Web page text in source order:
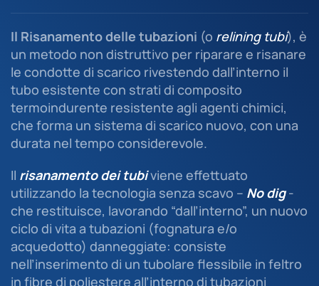
Il Risanamento delle tubazioni (o relining tubi), è
un metodo non distruttivo per riparare e risanare
le condotte di scarico rivestendo dall’interno il
tubo esistente con strati di composito
termoindurente resistente agli agenti chimici,
che forma un sistema di scarico nuovo, con una
durata nel tempo considerevole.
Il risanamento dei tubiviene effettuato
utilizzando la tecnologia senza scavo – No dig-
che restituisce, lavorando “dall’interno”, un nuovo
ciclo di vita a tubazioni (fognatura e/o
acquedotto) danneggiate: consiste
nell’inserimento di un tubolare flessibile in feltro
in fibre di poliestere all’interno di tubazioni